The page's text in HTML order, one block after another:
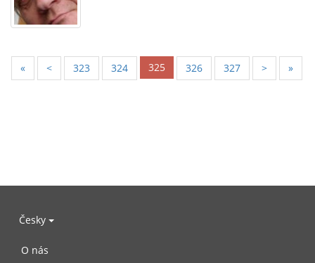
« < 323 324 325 326 327 > »
Česky
O nás